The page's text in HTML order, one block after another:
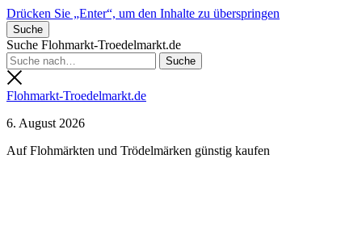
Drücken Sie „Enter“, um den Inhalte zu überspringen
Suche
Suche Flohmarkt-Troedelmarkt.de
Flohmarkt-Troedelmarkt.de
6. August 2026
Auf Flohmärkten und Trödelmärken günstig kaufen